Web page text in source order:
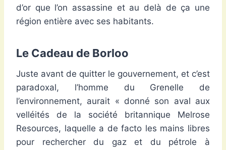
d’or que l’on assassine et au delà de ça une
région entière avec ses habitants.
Le Cadeau de Borloo
Juste avant de quitter le gouvernement, et c’est
paradoxal, l’homme du Grenelle de
l’environnement, aurait « donné son aval aux
velléités de la société britannique Melrose
Resources, laquelle a de facto les mains libres
pour rechercher du gaz et du pétrole à